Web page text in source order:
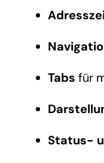
Tabs für
Status-